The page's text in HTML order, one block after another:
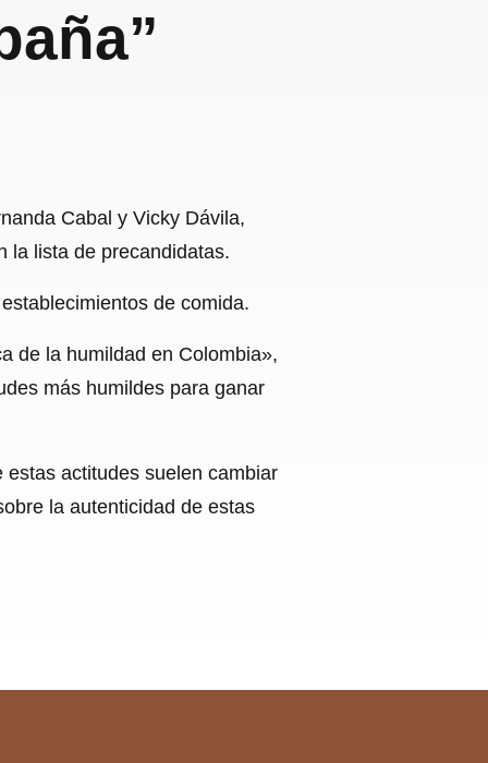
Cabal y Vicky Dávila,
la lista de precandidatas.
de comida.
de la humildad en Colombia»,
más humildes para ganar
actitudes suelen cambiar
la autenticidad de estas